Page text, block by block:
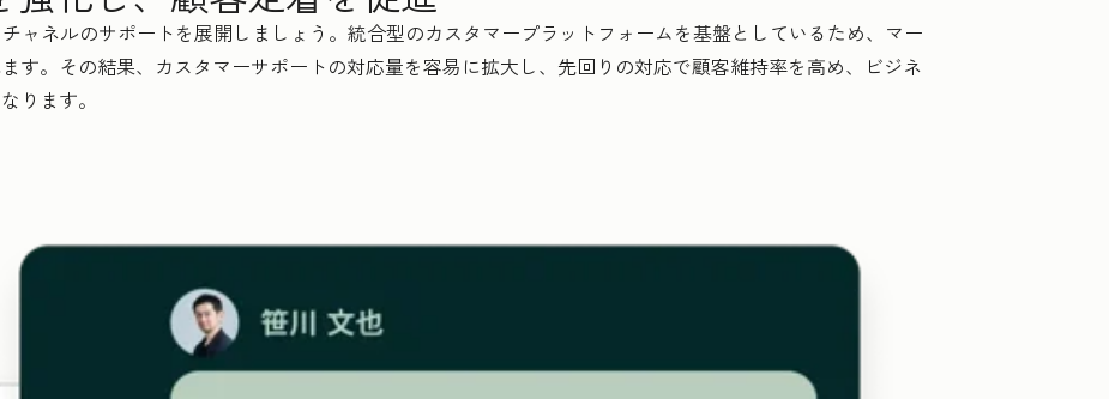
ャネルのサポートを展開しましょう。統合型のカスタマープラットフォームを基盤としているため、マー
す。その結果、カスタマーサポートの対応量を容易に拡大し、先回りの対応で顧客維持率を高め、ビジネ
ります。